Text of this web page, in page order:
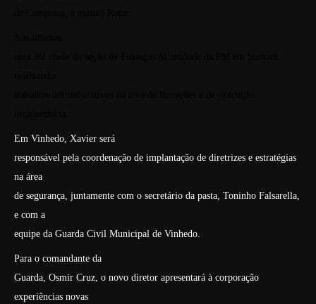
Em Vinhedo, Xavier será
responsável pela coordenação de implantação de diretrizes e estratégias
na área
de segurança, juntamente com o secretário da pasta, Toninho Falsarella,
e com a
equipe da Guarda Civil Municipal de Vinhedo.
Para o comandante da
Guarda, Osmir Cruz, o novo diretor apresentará à corporação
experiências novas